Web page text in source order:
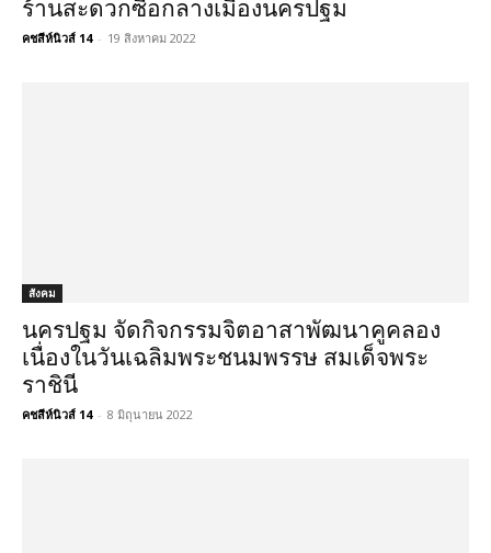
ร้านสะดวกซื้อกลางเมืองนครปฐม
คชสีห์นิวส์ 14 - 19 สิงหาคม 2022
สังคม
นครปฐม จัดกิจกรรมจิตอาสาพัฒนาคูคลอง
เนื่องในวันเฉลิมพระชนมพรรษ สมเด็จพระ
ราชินี
คชสีห์นิวส์ 14 - 8 มิถุนายน 2022